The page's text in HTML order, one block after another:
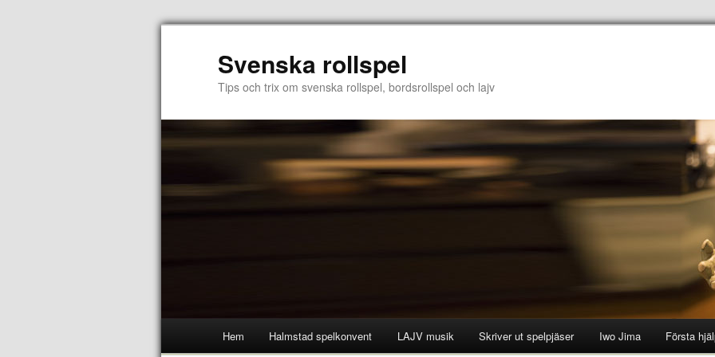
Svenska rollspel
Tips och trix om svenska rollspel, bordsrollspel och lajv
Hem Halmstad spelkonvent LAJV musik Skriver ut spelpjäser Iwo Jima Första